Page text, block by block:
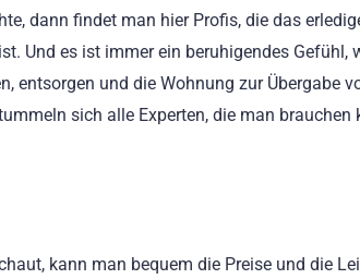
dann findet man hier Profis, die das
Und es ist immer ein beruhigendes Gefühl,
entsorgen und die Wohnung zur Übergabe
sich alle Experten, die man brauchen
kann man bequem die Preise und die